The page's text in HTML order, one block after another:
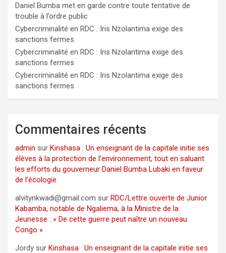
Daniel Bumba met en garde contre toute tentative de
trouble à l’ordre public
Cybercriminalité en RDC : Iris Nzolantima exige des
sanctions fermes
Cybercriminalité en RDC : Iris Nzolantima exige des
sanctions fermes
Cybercriminalité en RDC : Iris Nzolantima exige des
sanctions fermes
Commentaires récents
admin sur Kinshasa : Un enseignant de la capitale initie ses
élèves à la protection de l’environnement, tout en saluant
les efforts du gouverneur Daniel Bumba Lubaki en faveur
de l’écologie
alvitynkwadi@gmail.com sur RDC/Lettre ouverte de Junior
Kabamba, notable de Ngaliema, à la Ministre de la
Jeunesse : « De cette guerre peut naître un nouveau
Congo »
Jordy sur Kinshasa : Un enseignant de la capitale initie ses